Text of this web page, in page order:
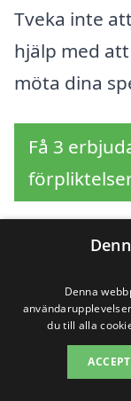
Tveka inte
hjälp med
möta dina
Få 3
Sök
Denna
du till alla